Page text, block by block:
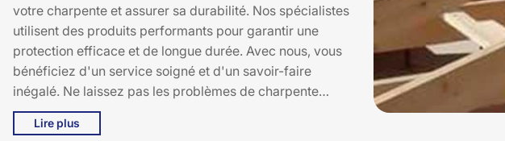
votre charpente et assurer sa durabilité. Nos spécialistes
utilisent des produits performants pour garantir une
protection efficace et de longue durée. Avec nous, vous
bénéficiez d'un service soigné et d'un savoir-faire
inégalé. Ne laissez pas les problèmes de charpente
prendre le dessus! Contactez-nous pour plus d'infos et
recevez votre devis gratuitement.
Lire plus